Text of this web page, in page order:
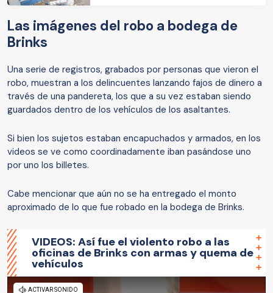
Las imágenes del robo a bodega de
Brinks
Una serie de registros, grabados por personas que vieron el
robo, muestran a los delincuentes lanzando fajos de dinero a
través de una pandereta, los que a su vez estaban siendo
guardados dentro de los vehículos de los asaltantes.
Si bien los sujetos estaban encapuchados y armados, en los
videos se ve como coordinadamente iban pasándose uno
por uno los billetes.
Cabe mencionar que aún no se ha entregado el monto
aproximado de lo que fue robado en la bodega de Brinks.
VIDEOS: Así fue el violento robo a las
oficinas de Brinks con armas y quema de
vehículos